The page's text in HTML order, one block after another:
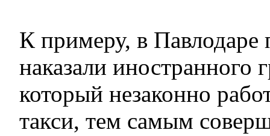
К примеру, в Павлодаре
наказали иностранного
который незаконно
такси, тем самым